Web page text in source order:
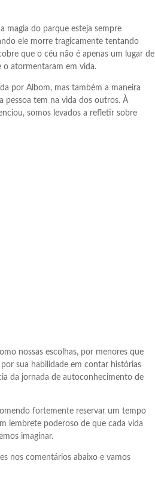
magia do parque esteja sempre
ele morre tragicamente tentando
que o céu não é apenas um lugar de
o atormentaram em vida.
por Albom, mas também a maneira
pessoa tem na vida dos outros. À
somos levados a refletir sobre
nossas escolhas, por menores que
sua habilidade em contar histórias
da jornada de autoconhecimento de
fortemente reservar um tempo
lembrete poderoso de que cada vida
imaginar.
nos comentários abaixo e vamos